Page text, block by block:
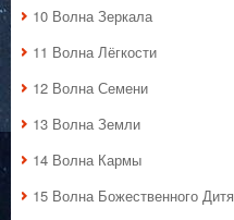
10 Волна Зеркала
11 Волна Лёгкости
12 Волна Семени
13 Волна Земли
14 Волна Кармы
15 Волна Божественного Дитя